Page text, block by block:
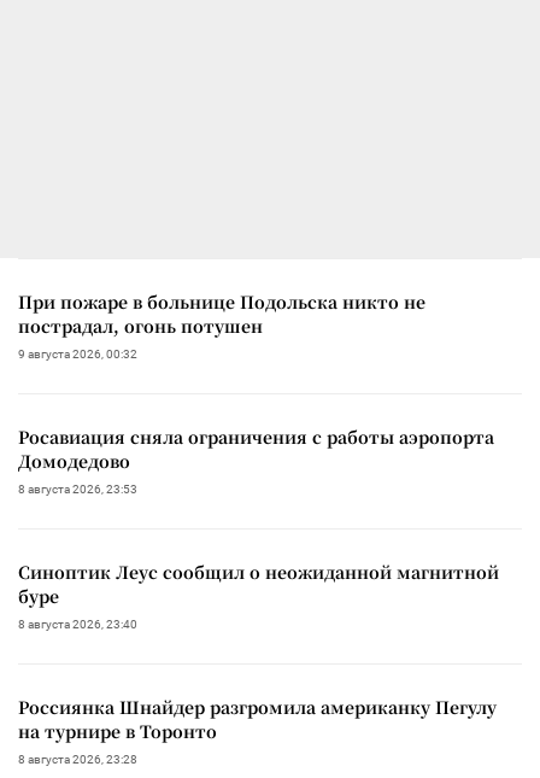
При пожаре в больнице Подольска никто не
пострадал, огонь потушен
9 августа 2026, 00:32
Росавиация сняла ограничения с работы аэропорта
Домодедово
8 августа 2026, 23:53
Синоптик Леус сообщил о неожиданной магнитной
буре
8 августа 2026, 23:40
Россиянка Шнайдер разгромила американку Пегулу
на турнире в Торонто
8 августа 2026, 23:28